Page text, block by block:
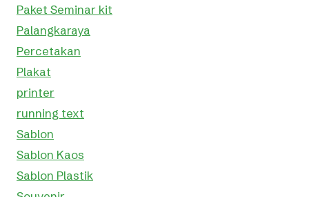
Paket Seminar kit
Palangkaraya
Percetakan
Plakat
printer
running text
Sablon
Sablon Kaos
Sablon Plastik